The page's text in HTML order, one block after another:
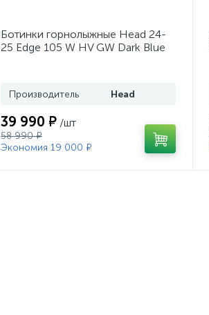
Ботинки горнолыжные Head 24-
25 Edge 105 W HV GW Dark Blue
Производитель Head
39 990 ₽ /шт
58 990 ₽
Экономия 19 000 ₽